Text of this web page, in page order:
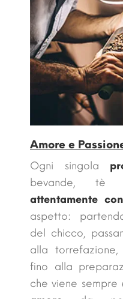
Amore e
Ogni singola
bevande, tè
attentamente
aspetto:
del chicco,
alla
fino alla
che viene sempre